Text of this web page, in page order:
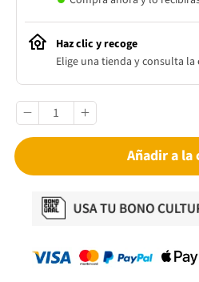
Haz clic y recoge
Elige una tienda y consulta
Añadir a la